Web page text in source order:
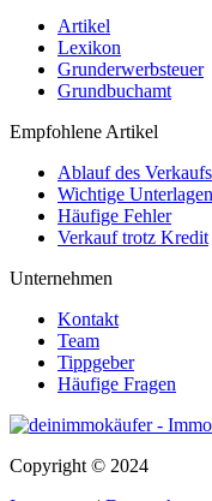
Artikel
Lexikon
Grunderwerbsteuer
Grundbuchamt
Empfohlene Artikel
Ablauf des Verkaufs
Wichtige Unterlagen
Häufige Fehler
Verkauf trotz Kredit
Unternehmen
Kontakt
Team
Tippgeber
Häufige Fragen
Copyright © 2024